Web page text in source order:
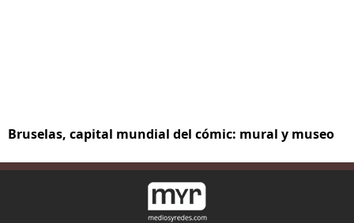
Bruselas, capital mundial del cómic: mural y museo